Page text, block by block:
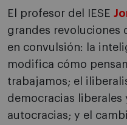
El profesor del IESE
grandes revoluciones
en convulsión: la
modifica cómo
trabajamos; el
democracias liberales
autocracias; y el